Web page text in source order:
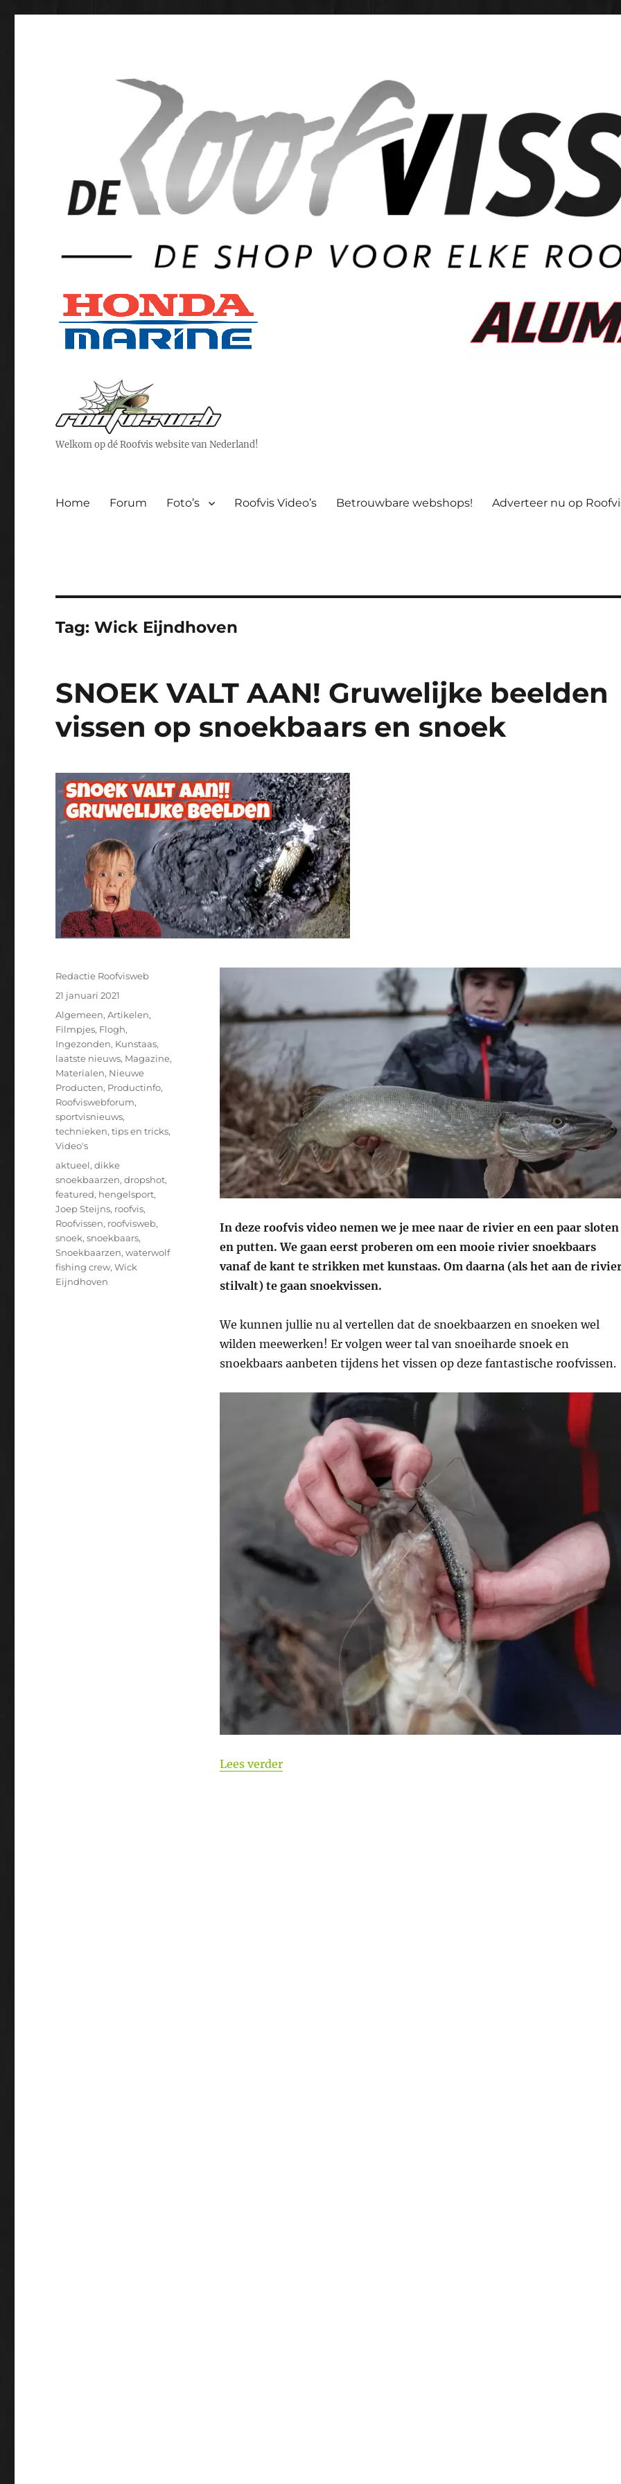
Welkom op dé Roofvis website van Nederland!
Home Forum Foto’s Roofvis Video’s Betrouwbare webshops! Adverteer nu op
Tag:Wick Eijndhoven
SNOEK VALT AAN! Gruwelijke beelden
vissen op snoekbaars en snoek
In deze roofvis video nemen we je mee naar de rivier en een paar sloten
en putten. We gaan eerst proberen om een mooie rivier snoekbaars
vanaf de kant te strikken met kunstaas. Om daarna (als het aan de
stilvalt) te gaan snoekvissen.
We kunnen jullie nu al vertellen dat de snoekbaarzen en snoeken wel
wilden meewerken! Er volgen weer tal van snoeiharde snoek en
snoekbaars aanbeten tijdens het vissen op deze fantastische roofvissen.
Lees verder“SNOEK VALT AAN! Gruwelijke beelden vissen op
Auteur
Redactie Roofvisweb
Geplaatst
op
21 januari 2021
Categorieën
Algemeen,Artikelen,
Filmpjes, Flogh,
Ingezonden, Kunstaas,
laatste nieuws, Magazine,
Materialen, Nieuwe
Producten, Productinfo,
Roofviswebforum,
sportvisnieuws,
technieken,tips en tricks,
Video's
Tags
aktueel,dikke
snoekbaarzen,dropshot,
featured, hengelsport,
Joep Steijns, roofvis,
Roofvissen, roofvisweb,
snoek,snoekbaars,
Snoekbaarzen,waterwolf
fishing crew,Wick
Eijndhoven